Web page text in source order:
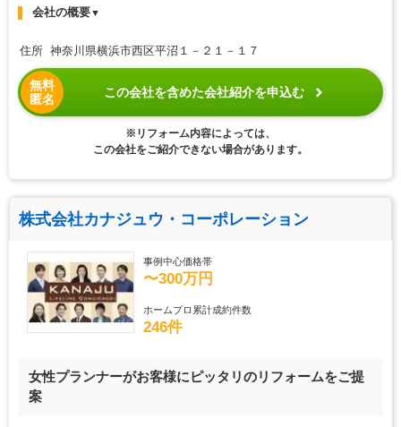
会社の概要▼
住所 神奈川県横浜市西区平沼１－２１－１７
無料
匿名
この会社を含めた会社紹介を申込む
※リフォーム内容によっては、
この会社をご紹介できない場合があります。
株式会社カナジュウ・コーポレーション
事例中心価格帯
〜300万円
ホームプロ累計成約件数
246件
女性プランナーがお客様にピッタリのリフォームをご提
案